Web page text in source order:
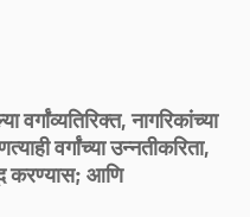
नागरिकांच्या
वर्गांच्या उन्नतीकरिता,
करण्यास; आणि